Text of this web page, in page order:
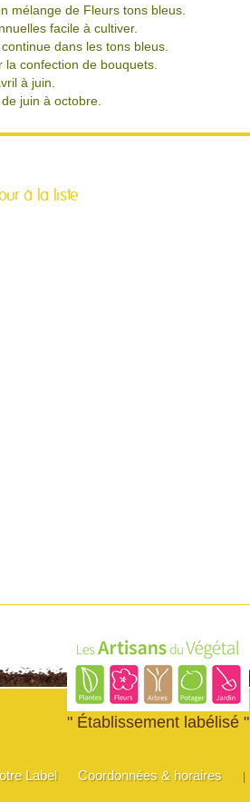
mélange de Fleurs tons bleus.
facile à cultiver.
dans les tons bleus.
la confection de bouquets.
à juin.
juin à octobre.
à la liste
" Établissement labélisé "
Label Coordonnées & horaires |